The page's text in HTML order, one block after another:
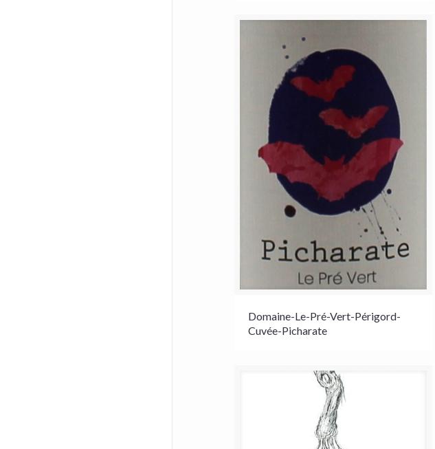
Domaine-Le-Pré-Vert-Périgord-
Cuvée-Picharate